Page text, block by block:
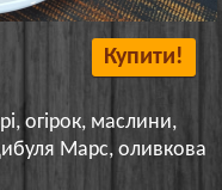
Купити!
огірок, маслини,
Марс, оливкова